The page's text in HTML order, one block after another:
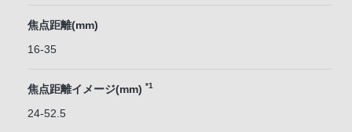
焦点距離(mm)
16-35
焦点距離イメージ(mm) *1
24-52.5